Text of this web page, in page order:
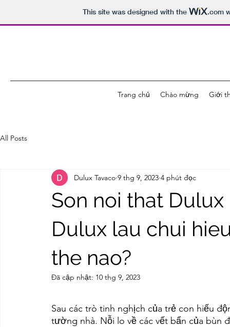
This site was designed with the .com
Trang chủ Chào mừng Giới
All Posts
Son noi that Dulux
Dulux lau chui
the nao?
Dulux Tavaco 9 thg 9, 2023 4 phút đọc
Đã cập nhật: 10 thg 9, 2023
Sau các trò tinh nghịch của trẻ con hiếu
tường nhà. Nỗi lo về các vết bẩn của